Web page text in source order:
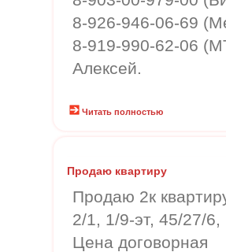
8-926-946-06-69
8-919-990-62-06
Алексей.
Читать полностью
Продаю квартиру
Продаю 2к
2/1, 1/9-эт, 45/27/
Цена договорная